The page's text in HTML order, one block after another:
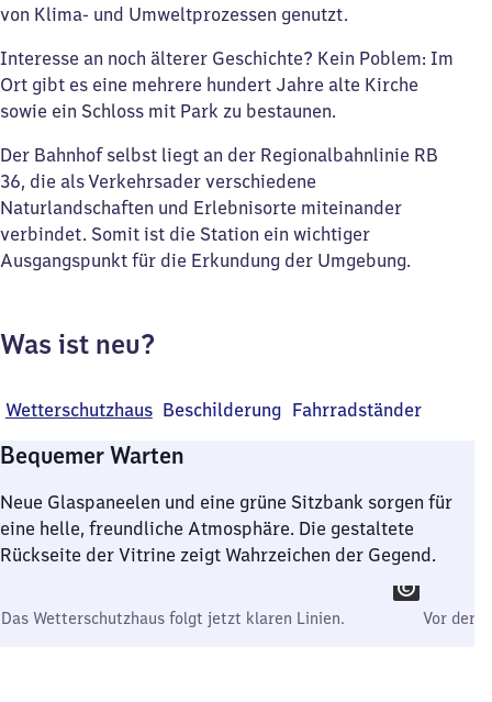
von Klima- und Umweltprozessen genutzt.
Interesse an noch älterer Geschichte? Kein Poblem: Im
Ort gibt es eine mehrere hundert Jahre alte Kirche
sowie ein Schloss mit Park zu bestaunen.
Der Bahnhof selbst liegt an der Regionalbahnlinie RB
36, die als Verkehrsader verschiedene
Naturlandschaften und Erlebnisorte miteinander
verbindet. Somit ist die Station ein wichtiger
Ausgangspunkt für die Erkundung der Umgebung.
Was ist neu?
Wetterschutzhaus Beschilderung Fahrradständer
Bequemer Warten
Neue Glaspaneelen und eine grüne Sitzbank sorgen für
eine helle, freundliche Atmosphäre. Die gestaltete
Rückseite der Vitrine zeigt Wahrzeichen der Gegend.
Das Wetterschutzhaus folgt jetzt klaren Linien. Vor der